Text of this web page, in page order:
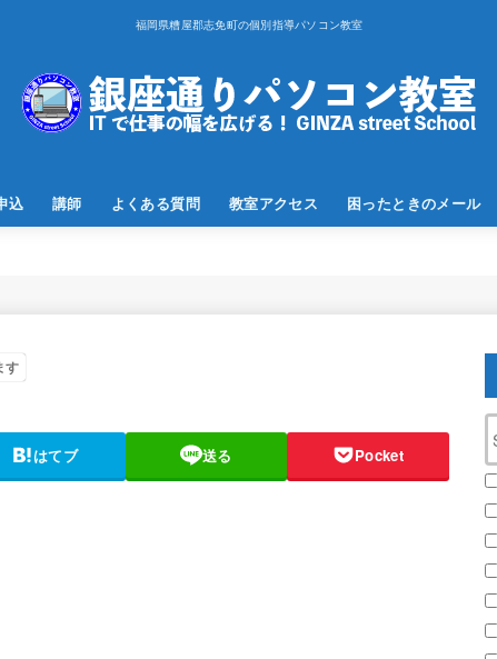
福岡県糟屋郡志免町の個別指導パソコン教室
込 講師 よくある質問 教室アクセス 困ったときのメール
す
はてブ 送る Pocket